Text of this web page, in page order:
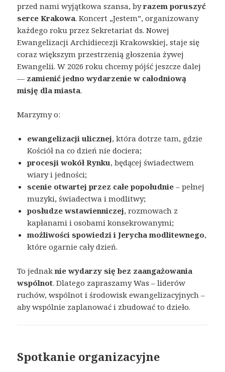
przed nami wyjątkowa szansa, byrazem poruszyć
serce Krakowa. Koncert „Jestem”, organizowany
każdego roku przez Sekretariat ds. Nowej
Ewangelizacji Archidiecezji Krakowskiej, staje się
coraz większym przestrzenią głoszenia żywej
Ewangelii. W 2026 roku chcemy pójść jeszcze dalej
— zamienić jedno wydarzenie w całodniową
misję dla miasta.
Marzymy o:
ewangelizacji ulicznej, która dotrze tam, gdzie
Kościół na co dzień nie dociera;
procesji wokół Rynku, będącej świadectwem
wiary i jedności;
scenie otwartej przez całe popołudnie – pełnej
muzyki, świadectwa i modlitwy;
posłudze wstawienniczej, rozmowach z
kapłanami i osobami konsekrowanymi;
możliwości spowiedzi i Jerycha modlitewnego,
które ogarnie cały dzień.
To jednaknie wydarzy się bez zaangażowania
wspólnot. Dlatego zapraszamy Was – liderów
ruchów, wspólnot i środowisk ewangelizacyjnych –
aby wspólnie zaplanować i zbudować to dzieło.
Spotkanie organizacyjne